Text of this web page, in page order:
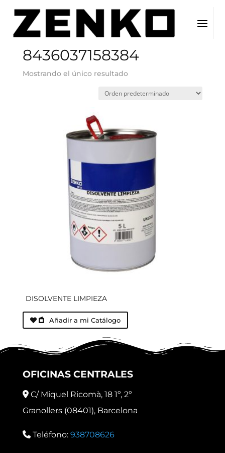
Inicio / EAN del producto / 8436037158384
8436037158384
Mostrando el único resultado
DISOLVENTE LIMPIEZA
Añadir a mi Catálogo
OFICINAS CENTRALES
C/ Miquel Ricomà, 18 1º, 2º
Granollers (08401), Barcelona
Teléfono: 938708626